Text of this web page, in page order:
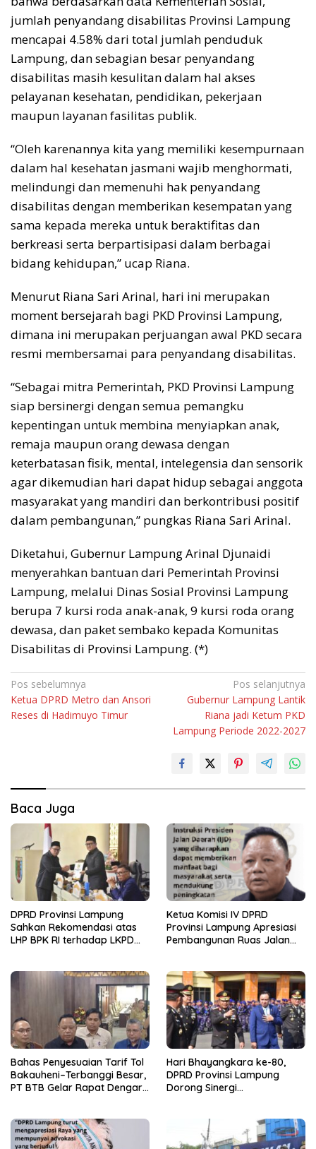
jumlah penyandang disabilitas Provinsi Lampung
mencapai 4.58% dari total jumlah penduduk
Lampung, dan sebagian besar penyandang
disabilitas masih kesulitan dalam hal akses
pelayanan kesehatan, pendidikan, pekerjaan
maupun layanan fasilitas publik.
“Oleh karenannya kita yang memiliki kesempurnaan
dalam hal kesehatan jasmani wajib menghormati,
melindungi dan memenuhi hak penyandang
disabilitas dengan memberikan kesempatan yang
sama kepada mereka untuk beraktifitas dan
berkreasi serta berpartisipasi dalam berbagai
bidang kehidupan,” ucap Riana.
Menurut Riana Sari Arinal, hari ini merupakan
moment bersejarah bagi PKD Provinsi Lampung,
dimana ini merupakan perjuangan awal PKD secara
resmi membersamai para penyandang disabilitas.
“Sebagai mitra Pemerintah, PKD Provinsi Lampung
siap bersinergi dengan semua pemangku
kepentingan untuk membina menyiapkan anak,
remaja maupun orang dewasa dengan
keterbatasan fisik, mental, intelegensia dan sensorik
agar dikemudian hari dapat hidup sebagai anggota
masyarakat yang mandiri dan berkontribusi positif
dalam pembangunan,” pungkas Riana Sari Arinal.
Diketahui, Gubernur Lampung Arinal Djunaidi
menyerahkan bantuan dari Pemerintah Provinsi
Lampung, melalui Dinas Sosial Provinsi Lampung
berupa 7 kursi roda anak-anak, 9 kursi roda orang
dewasa, dan paket sembako kepada Komunitas
Disabilitas di Provinsi Lampung. (*)
Navigasi
pos
Pos sebelumnya
Ketua DPRD Metro dan Ansori
Reses di Hadimuyo Timur
Pos selanjutnya
Gubernur Lampung Lantik
Riana jadi Ketum PKD
Lampung Periode 2022-2027
Baca Juga
DPRD Provinsi Lampung
Sahkan Rekomendasi atas
LHP BPK RI terhadap LKPD
2025
Ketua Komisi IV DPRD
Provinsi Lampung Apresiasi
Pembangunan Ruas Jalan
Bahas Penyesuaian Tarif Tol
Bakauheni–Terbanggi Besar,
PT BTB Gelar Rapat Dengar
Hari Bhayangkara ke-80,
DPRD Provinsi Lampung
Dorong Sinergi